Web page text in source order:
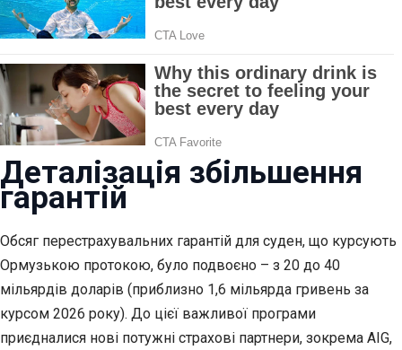
Деталізація збільшення
гарантій
Обсяг перестрахувальних гарантій для суден, що курсують
Ормузькою протокою, було подвоєно – з 20 до 40
мільярдів доларів (приблизно 1,6 мільярда гривень за
курсом 2026 року). До цієї важливої програми
приєдналися нові потужні страхові партнери, зокрема AIG,